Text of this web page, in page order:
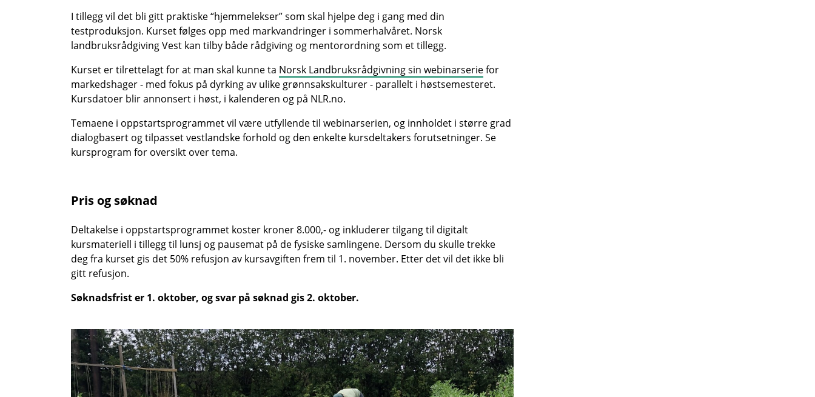
I tillegg vil det bli gitt praktiske “hjemmelekser” som skal hjelpe deg i gang med din
testproduksjon. Kurset følges opp med markvandringer i sommerhalvåret. Norsk
landbruksrådgiving Vest kan tilby både rådgiving og mentorordning som et tillegg.
Kurset er tilrettelagt for at man skal kunne ta Norsk Landbruksrådgivning sin webinarseriefor
markedshager - med fokus på dyrking av ulike grønnsakskulturer - parallelt i høstsemesteret.
Kursdatoer blir annonsert i høst, i kalenderen og på NLR.no.
Temaene i oppstartsprogrammet vil være utfyllende til webinarserien, og innholdet i større grad
dialogbasert og tilpasset vestlandske forhold og den enkelte kursdeltakers forutsetninger. Se
kursprogram for oversikt over tema.
Pris og søknad
Deltakelse i oppstartsprogrammet koster kroner 8.000,- og inkluderer tilgang til digitalt
kursmateriell i tillegg til lunsj og pausemat på de fysiske samlingene. Dersom du skulle trekke
deg fra kurset gis det 50% refusjon av kursavgiften frem til 1. november. Etter det vil det ikke bli
gitt refusjon.
Søknadsfrist er 1. oktober, og svar på søknad gis 2. oktober.